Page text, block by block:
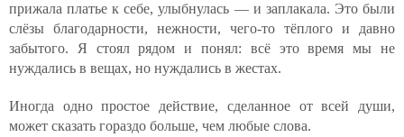
прижала платье к себе, улыбнулась — и заплакала. Это были
слёзы благодарности, нежности, чего-то тёплого и давно
забытого. Я стоял рядом и понял: всё это время мы не
нуждались в вещах, но нуждались в жестах.
Иногда одно простое действие, сделанное от всей души,
может сказать гораздо больше, чем любые слова.